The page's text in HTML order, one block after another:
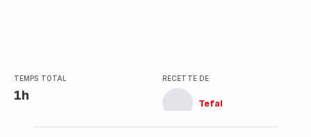
TEMPS TOTAL
1h
RECETTE DE
Tefal